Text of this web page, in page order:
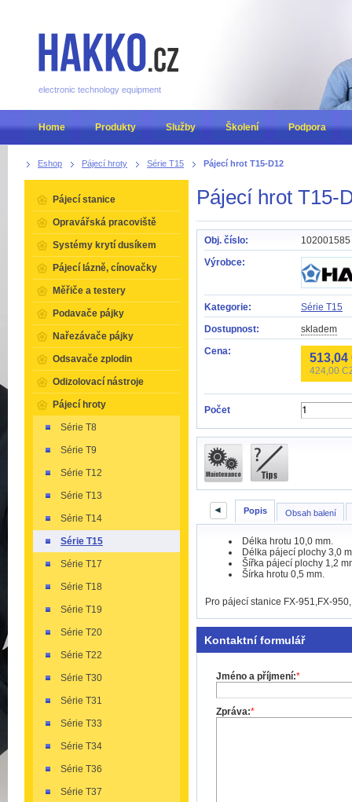
Eshop Pájecí hroty Série T15 Pájecí hrot T15-D12
Pájecí hrot T15-
Obj. číslo:
102001585
Výrobce:
Kategorie:
Série T15
Dostupnost:
skladem
Cena:
513,04
424,00
Počet
◄ Popis Obsah balení
Délka hrotu 10,0 mm.
Délka pájecí plochy 3,0
Šířka pájecí plochy 1,2
Šírka hrotu 0,5 mm.
Pro pájecí stanice FX-951,FX-
Kontaktní formulář
Jméno a příjmení:*
Zpráva:*
Pájecí stanice
Opravářská pracoviště
Systémy krytí dusíkem
Pájecí lázně, cínovačky
Měřiče a testery
Podavače pájky
Nařezávače pájky
Odsavače zplodin
Odizolovací nástroje
Pájecí hroty
Série T8
Série T9
Série T12
Série T13
Série T14
Série T15
Série T17
Série T18
Série T19
Série T20
Série T22
Série T30
Série T31
Série T33
Série T34
Série T36
Série T37
electronic technology equipment
Home Produkty Služby Školení Podpora